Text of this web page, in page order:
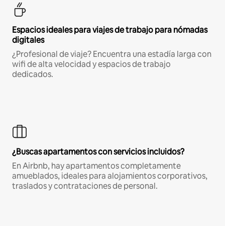
Espacios ideales para viajes de trabajo para nómadas
digitales
¿Profesional de viaje? Encuentra una estadía larga con
wifi de alta velocidad y espacios de trabajo
dedicados.
¿Buscas apartamentos con servicios incluidos?
En Airbnb, hay apartamentos completamente
amueblados, ideales para alojamientos corporativos,
traslados y contrataciones de personal.